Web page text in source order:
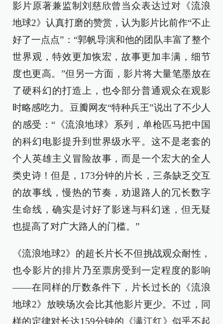
影片原著兼监制刘慈欣曾当众表达过对《流浪
地球2》认真打磨的赞赏，认为影片比前作“不止
好了一点点”：“郭帆导演和他的团队丰富了整个
世界观，特效更加恢宏，故事更加丰满，细节
度也更高。”但另一方面，影片将大量笔墨放在
了硬科幻的打造上，也令部分普通观众在观影
时略感吃力。豆瓣网友“特种兵王”说出了不少人
的感受：“《流浪地球》系列，单枪匹马把中国
的科幻电影提升到世界级水平。这不是老套的
个人英雄主义冒险故事，而是一个宏大的全人
类史诗！但是，173分钟的片长，三条缺乏交互
的故事线，慢热的节奏，劝退路人的冗长数字
生命线，确实是讨好了影迷与科幻迷，但无疑
也提高了对广大路人的门槛。”
《流浪地球2》的超长片长不但挑战观众耐性，
也令影片的排片乃至票房受到一定程度的影响
——在同样的厅数条件下，片长过长的《流浪
地球2》放映场次会比其他影片更少。不过，同
样的定律对长达159分钟的《满江红》似乎不起